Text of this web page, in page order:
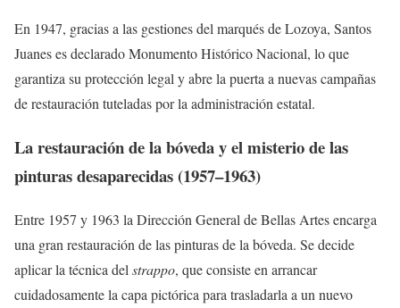
En 1947, gracias a las gestiones del marqués de Lozoya, Santos
Juanes es declarado Monumento Histórico Nacional, lo que
garantiza su protección legal y abre la puerta a nuevas campañas
de restauración tuteladas por la administración estatal.
La restauración de la bóveda y el misterio de las
pinturas desaparecidas (1957–1963)
Entre 1957 y 1963 la Dirección General de Bellas Artes encarga
una gran restauración de las pinturas de la bóveda. Se decide
aplicar la técnica del strappo, que consiste en arrancar
cuidadosamente la capa pictórica para trasladarla a un nuevo